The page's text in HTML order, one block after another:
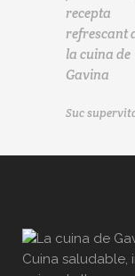
Suc
Cuina saludable,